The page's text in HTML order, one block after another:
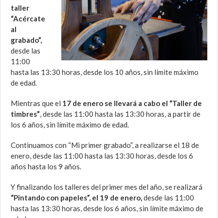
taller
“Acércate
al
grabado”,
desde las
11:00
hasta las 13:30 horas, desde los 10 años, sin límite máximo
de edad.
Mientras que el 17 de enero se llevará a cabo el “Taller de
timbres” , desde las 11:00 hasta las 13:30 horas, a partir de
los 6 años, sin límite máximo de edad.
Continuamos con “Mi primer grabado”, a realizarse el 18 de
enero, desde las 11:00 hasta las 13:30 horas, desde los 6
años hasta los 9 años.
Y finalizando los talleres del primer mes del año, se realizará
“Pintando con papeles”, el 19 de enero,desde las 11:00
hasta las 13:30 horas, desde los 6 años, sin límite máximo de